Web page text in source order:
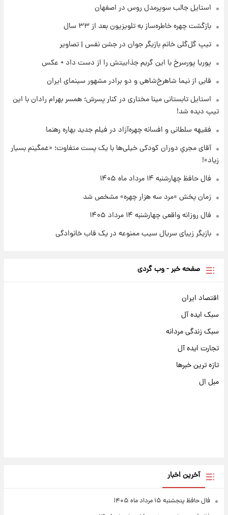
۱۴۰۵/ نرخ‌ها ثابت ماند؟ +جدول
علی مطهری: اجرای کامل تفاهم‌نامه اسلام‌آباد،
۲۰ ساعت پیش
واکنش تند تاکر کارلسون به حمله آمریکا به
مدرسه میناب؛ «باید سیلی محکمی به صورت
۲۰ ساعت پیش
۱۴۰۵/کاهش قیمت طلا و سکه
استایل جالب سوپرمدل روس در اصفهان
بازگشت چهره خاطره‌ساز به تلویزیون بعد از ۳۳ سال
تیپ گل‌گلی خانم بازیگر جوان در جشن نفس | تصاویر
پوریا پورسرخ با این گریم جذابیتش را از دست داد + عکس
قابی از نیما شاهرخ‌شاهی و دو برادر مشهور سینمای ایران
استایل تابستانی مینا مختاری در کنار پسرش؛ همسر بهرام رادان با این
تیپ دیده شد!
فقیهه سلطانی و افسانه چهره‌آزاد در فیلم جدید بهاره رهنما
آقای مجریِ دوران کودکی خیلی‌ها با یک پست متفاوت؛ «غمگینم بسیار
زیاد»!
فال حافظ چهارشنبه ۱۴ مرداد ماه ۱۴۰۵
زمان پخش «مرد سه هزار چهره» مشخص شد
فال روزانه واقعی چهارشنبه ۱۴ مرداد ۱۴۰۵
بازیگر زیبای سریال سیب ممنوعه در یک قاب خانوادگی
صفحه خبر - وب گردی
اقتصاد ایران
سبک ایده آل
سبک زندگی مردانه
تجارت ایده آل
تازه ترین خبرها
مبل ال
آخرین اخبار
فال حافظ پنجشنبه ۱۵ مرداد ماه ۱۴۰۵